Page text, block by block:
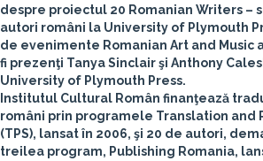
despre proiectul 20 Romanian Writers –
autori români la University of Plymouth
de evenimente Romanian Art and Music
fi prezenţi Tanya Sinclairşi Anthony
University of Plymouth Press.
Institutul Cultural Român finanţează
români prin programele Translation and
(TPS), lansat în 2006, şi 20 de autori,
treilea program, Publishing Romania,